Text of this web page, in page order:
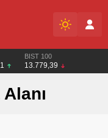
BIST 100
13.779,39